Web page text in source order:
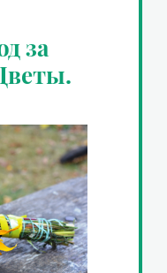
за